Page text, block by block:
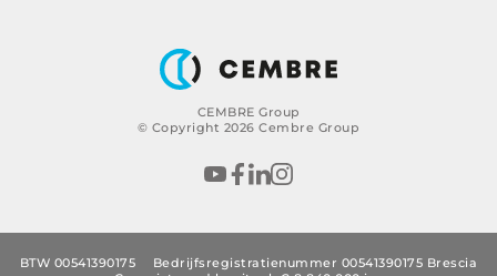
CEMBRE Group
© Copyright 2026 Cembre Group
BTW 00541390175
Bedrijfsregistratienummer 00541390175 Brescia